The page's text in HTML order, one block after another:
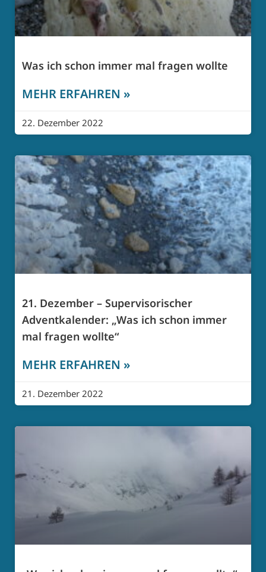
Was ich schon immer mal fragen wollte
MEHR ERFAHREN »
22. Dezember 2022
21. Dezember – Supervisorischer
Adventkalender: „Was ich schon immer
mal fragen wollte“
MEHR ERFAHREN »
21. Dezember 2022